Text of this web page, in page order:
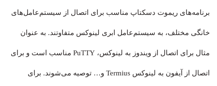
برنامه‌های ریموت دسکتاپ مناسب برای اتصال از سیستم‌عامل‌های
خانگی مختلف، به سیستم‌عامل ابری لینوکس متفاوتند. به عنوان
مثال برای اتصال از ویندوز به لینوکس، PuTTY مناسب است و برای
اتصال از آیفون به لینوکس Termius و… توصیه می‌شوند. برای